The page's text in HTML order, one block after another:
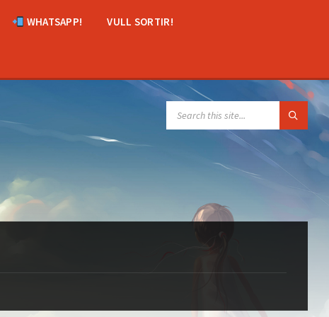
WHATSAPP! VULL SORTIR!